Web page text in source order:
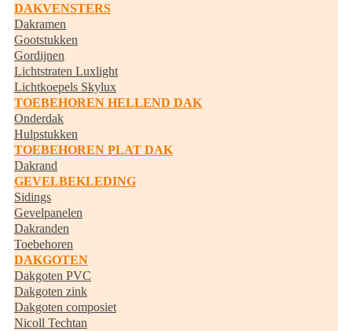
DAKVENSTERS
Dakramen
Gootstukken
Gordijnen
Lichtstraten Luxlight
Lichtkoepels Skylux
TOEBEHOREN HELLEND DAK
Onderdak
Hulpstukken
TOEBEHOREN PLAT DAK
Dakrand
GEVELBEKLEDING
Sidings
Gevelpanelen
Dakranden
Toebehoren
DAKGOTEN
Dakgoten PVC
Dakgoten zink
Dakgoten composiet
Nicoll Techtan